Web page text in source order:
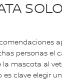
personas el
mascota al
es clave elegir